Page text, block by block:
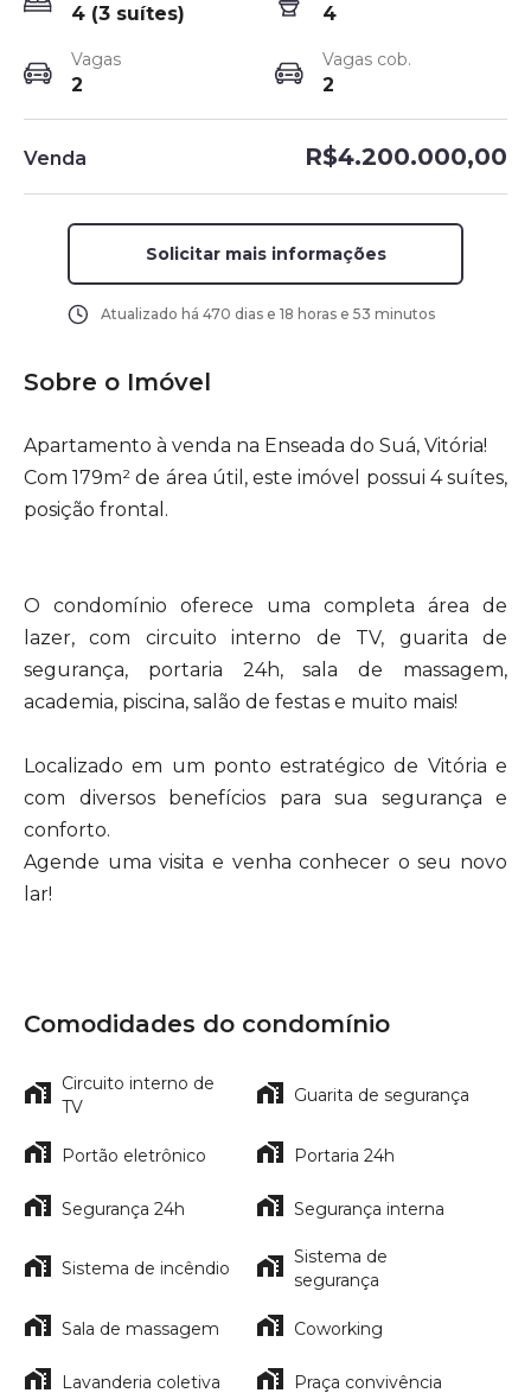
4 (3 suítes) 4
Vagas
2
Vagas cob.
2
Venda R$4.200.000,00
Solicitar mais informações
Atualizado há 470 dias e 18 horas e 53 minutos
Sobre o Imóvel
Apartamento à venda na Enseada do Suá, Vitória!
Com 179m² de área útil, este imóvel possui 4 suítes,
posição frontal.
O condomínio oferece uma completa área de
lazer, com circuito interno de TV, guarita de
segurança, portaria 24h, sala de massagem,
academia, piscina, salão de festas e muito mais!
Localizado em um ponto estratégico de Vitória e
com diversos benefícios para sua segurança e
conforto.
Agende uma visita e venha conhecer o seu novo
lar!
Comodidades do condomínio
Circuito interno de
TV
Guarita de segurança
Portão eletrônico Portaria 24h
Segurança 24h Segurança interna
Sistema de incêndio
Sistema de
segurança
Sala de massagem Coworking
Lavanderia coletiva Praça convivência